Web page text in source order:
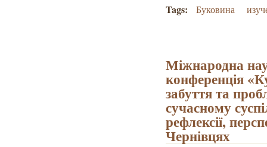
Tags: Буковина
Міжнародна
конференція
забуття та
сучасному
рефлексії,
Чернівцях